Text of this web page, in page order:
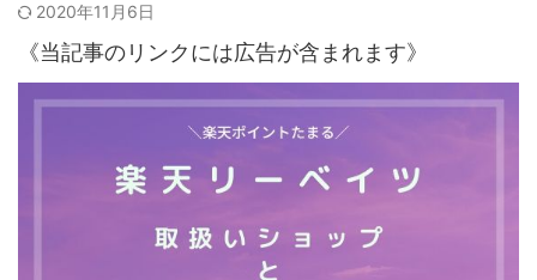
2020年11月6日
《当記事のリンクには広告が含まれます》